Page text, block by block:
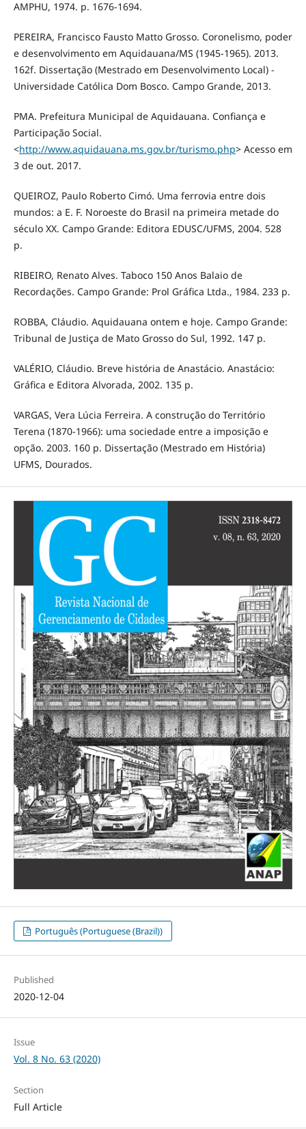
AMPHU, 1974. p. 1676-1694.
PEREIRA, Francisco Fausto Matto Grosso. Coronelismo, poder
e desenvolvimento em Aquidauana/MS (1945-1965). 2013.
162f. Dissertação (Mestrado em Desenvolvimento Local) -
Universidade Católica Dom Bosco. Campo Grande, 2013.
PMA. Prefeitura Municipal de Aquidauana. Confiança e
Participação Social.
<http://www.aquidauana.ms.gov.br/turismo.php> Acesso em
3 de out. 2017.
QUEIROZ, Paulo Roberto Cimó. Uma ferrovia entre dois
mundos: a E. F. Noroeste do Brasil na primeira metade do
século XX. Campo Grande: Editora EDUSC/UFMS, 2004. 528
p.
RIBEIRO, Renato Alves. Taboco 150 Anos Balaio de
Recordações. Campo Grande: Prol Gráfica Ltda., 1984. 233 p.
ROBBA, Cláudio. Aquidauana ontem e hoje. Campo Grande:
Tribunal de Justiça de Mato Grosso do Sul, 1992. 147 p.
VALÉRIO, Cláudio. Breve história de Anastácio. Anastácio:
Gráfica e Editora Alvorada, 2002. 135 p.
VARGAS, Vera Lúcia Ferreira. A construção do Território
Terena (1870-1966): uma sociedade entre a imposição e
opção. 2003. 160 p. Dissertação (Mestrado em História)
UFMS, Dourados.
Português (Portuguese (Brazil))
Published
2020-12-04
Issue
Vol. 8 No. 63 (2020)
Section
Full Article